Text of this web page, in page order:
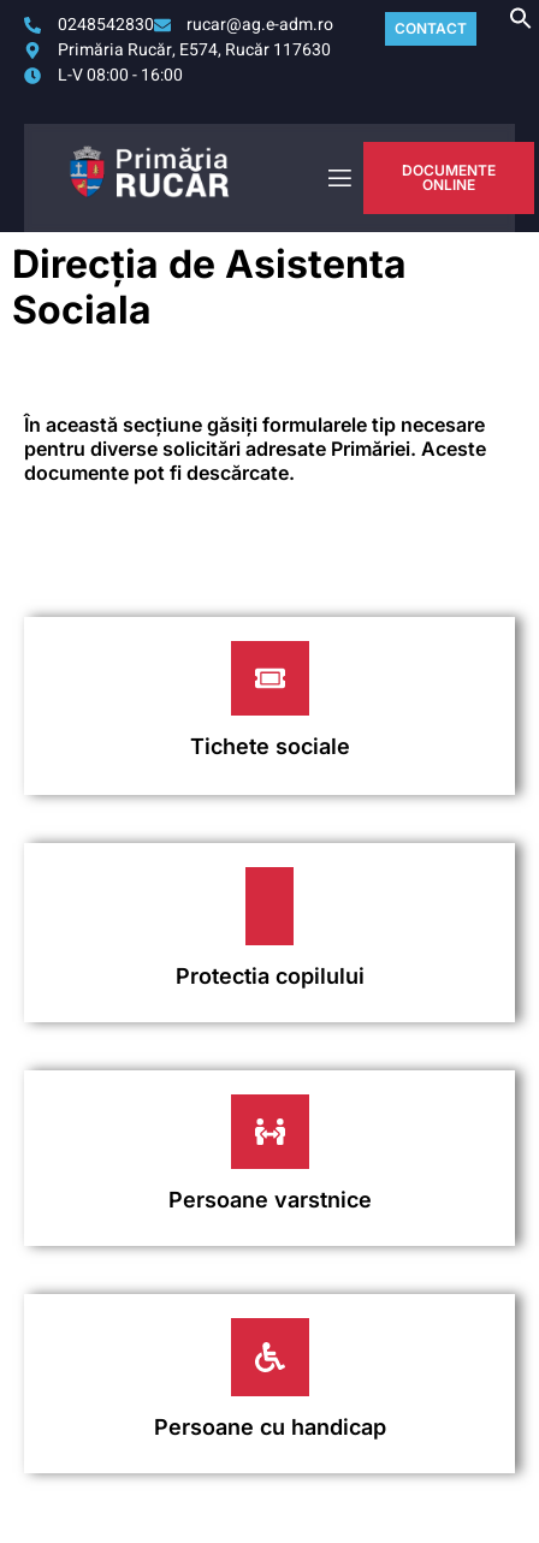
0248542830
rucar@ag.e-adm.ro
Primăria Rucăr, E574, Rucăr 117630
L-V 08:00 - 16:00
CONTACT
DOCUMENTE
ONLINE
Direcția de Asistenta
Sociala
În această secțiune găsiți formularele tip necesare
pentru diverse solicitări adresate Primăriei. Aceste
documente pot fi descărcate.
Tichete sociale
Protectia copilului
Persoane varstnice
Persoane cu handicap